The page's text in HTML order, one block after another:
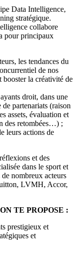
Data Intelligence,
stratégique.
collabore
pour principaux
les tendances du
de nos
la créativité de
droit, dans une
partenariats (raison
assets, évaluation et
des retombées…) ;
leurs actions de
et des
dans le sport et
nombreux acteurs
LVMH, Accor,
TE PROPOSE :
prestigieux et
et